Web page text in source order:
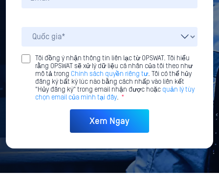
Tôi đồng ý nhận thông tin liên lạc từ OPSWAT. Tôi hiểu
rằng OPSWAT sẽ xử lý dữ liệu cá nhân của tôi theo như
mô tả trong Chính sách quyền riêng tư. Tôi có thể hủy
đăng ký bất kỳ lúc nào bằng cách nhấp vào liên kết
"Hủy đăng ký" trong email nhận được hoặc quản lý tùy
chọn email của mình tại đây. *